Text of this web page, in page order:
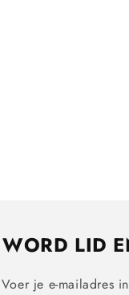
WORD LID
Voer je e-mailadres